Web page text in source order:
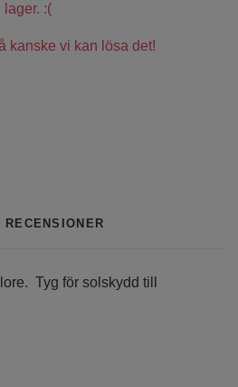
lager. :(
kanske vi kan lösa det!
RECENSIONER
Tyg för solskydd till